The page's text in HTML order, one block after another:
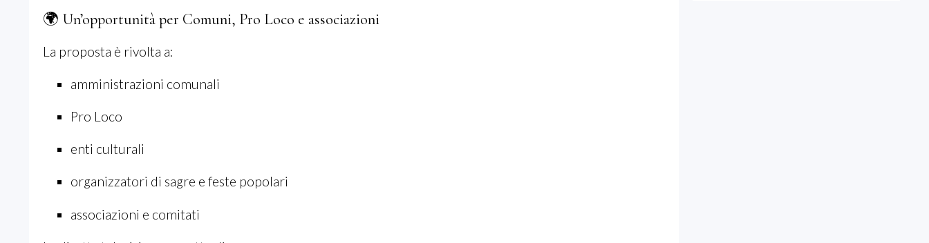
🌍 Un’opportunità per Comuni, Pro Loco e associazioni
La proposta è rivolta a:
amministrazioni comunali
Pro Loco
enti culturali
organizzatori di sagre e feste popolari
associazioni e comitati